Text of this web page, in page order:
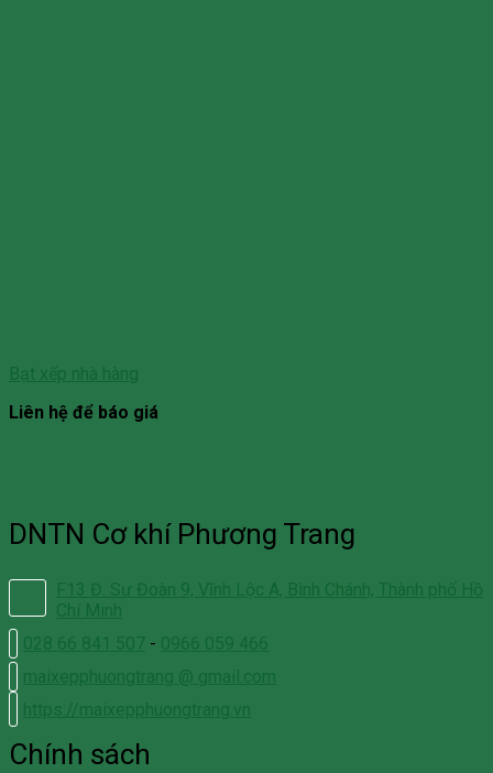
Bạt xếp nhà hàng
Liên hệ để báo giá
DNTN Cơ khí Phương Trang
F13 Đ. Sư Đoàn 9, Vĩnh Lộc A, Bình Chánh, Thành phố Hồ
Chí Minh
028 66 841 507 - 0966 059 466
maixepphuongtrang @ gmail.com
https://maixepphuongtrang.vn
Chính sách